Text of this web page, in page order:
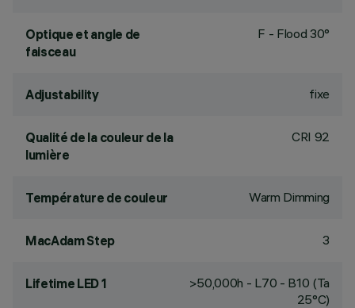
Optique et angle de
faisceau
F - Flood 30°
Adjustability fixe
Qualité de la couleur de la
lumière
CRI 92
Température de couleur Warm Dimming
MacAdam Step 3
Lifetime LED 1
>50,000h - L70 - B10 (Ta
25°C)